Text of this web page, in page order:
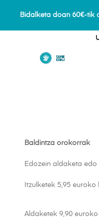
Bidalketa doan 60€-tik
Baldintza orokorrak
Edozein aldaketa
Itzulketek 5,95
Aldaketek 9,90